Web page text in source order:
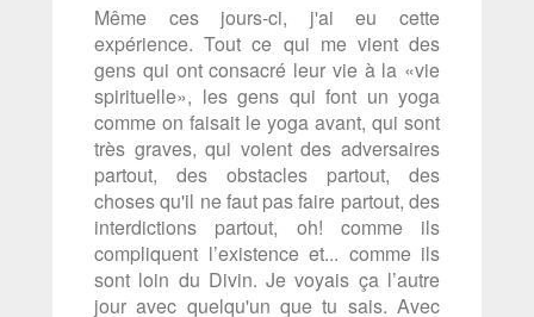
Même ces jours-ci, j'ai eu cette
expérience. Tout ce qui me vient des
gens qui ont consacré leur vie à la «vie
spirituelle», les gens qui font un yoga
comme on faisait le yoga avant, qui sont
très graves, qui voient des adversaires
partout, des obstacles partout, des
choses qu'il ne faut pas faire partout, des
interdictions partout, oh! comme ils
compliquent l’existence et... comme ils
sont loin du Divin. Je voyais ça l’autre
jour avec quelqu'un que tu sais. Avec